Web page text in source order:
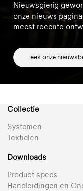
Nieuwsgierig
onze nieuws
meest recente
Lees onze
Collectie
Systemen
Textielen
Downloads
Product specs
Handleidingen en